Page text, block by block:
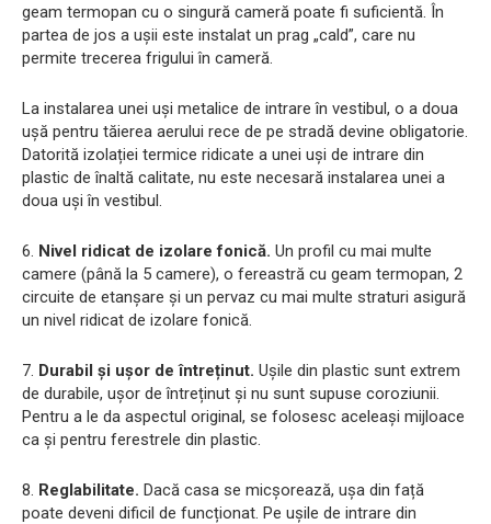
geam termopan cu o singură cameră poate fi suficientă. În
partea de jos a ușii este instalat un prag „cald”, care nu
permite trecerea frigului în cameră.
La instalarea unei uși metalice de intrare în vestibul, o a doua
ușă pentru tăierea aerului rece de pe stradă devine obligatorie.
Datorită izolației termice ridicate a unei uși de intrare din
plastic de înaltă calitate, nu este necesară instalarea unei a
doua uși în vestibul.
6. Nivel ridicat de izolare fonică. Un profil cu mai multe
camere (până la 5 camere), o fereastră cu geam termopan, 2
circuite de etanșare și un pervaz cu mai multe straturi asigură
un nivel ridicat de izolare fonică.
7. Durabil și ușor de întreținut. Ușile din plastic sunt extrem
de durabile, ușor de întreținut și nu sunt supuse coroziunii.
Pentru a le da aspectul original, se folosesc aceleași mijloace
ca și pentru ferestrele din plastic.
8. Reglabilitate. Dacă casa se micșorează, ușa din față
poate deveni dificil de funcționat. Pe ușile de intrare din